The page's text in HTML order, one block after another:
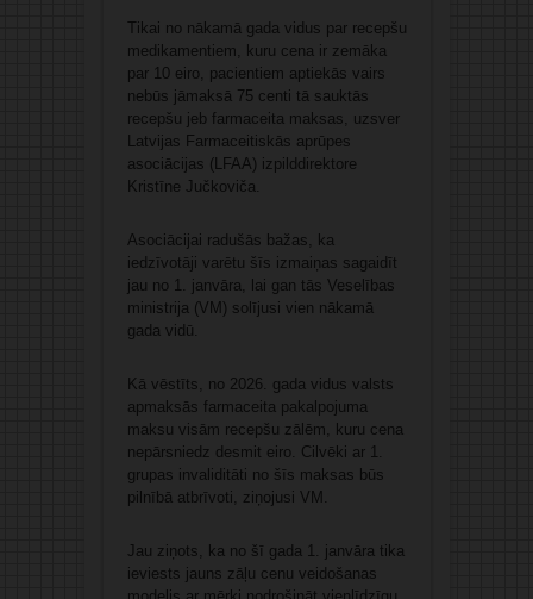
Tikai no nākamā gada vidus par recepšu
medikamentiem, kuru cena ir zemāka
par 10 eiro, pacientiem aptiekās vairs
nebūs jāmaksā 75 centi tā sauktās
recepšu jeb farmaceita maksas, uzsver
Latvijas Farmaceitiskās aprūpes
asociācijas (LFAA) izpilddirektore
Kristīne Jučkoviča.
Asociācijai radušās bažas, ka
iedzīvotāji varētu šīs izmaiņas sagaidīt
jau no 1. janvāra, lai gan tās Veselības
ministrija (VM) solījusi vien nākamā
gada vidū.
Kā vēstīts, no 2026. gada vidus valsts
apmaksās farmaceita pakalpojuma
maksu visām recepšu zālēm, kuru cena
nepārsniedz desmit eiro. Cilvēki ar 1.
grupas invaliditāti no šīs maksas būs
pilnībā atbrīvoti, ziņojusi VM.
Jau ziņots, ka no šī gada 1. janvāra tika
ieviests jauns zāļu cenu veidošanas